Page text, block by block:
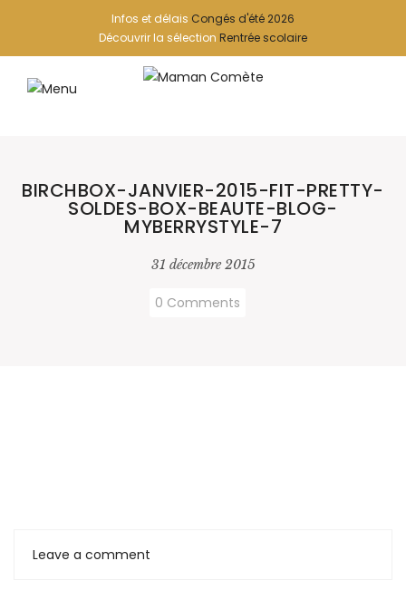
Infos et délais Congés d'été 2026
Découvrir la sélection Rentrée scolaire
BIRCHBOX-JANVIER-2015-FIT-PRETTY-
SOLDES-BOX-BEAUTE-BLOG-
MYBERRYSTYLE-7
31 décembre 2015
0 Comments
Leave a comment